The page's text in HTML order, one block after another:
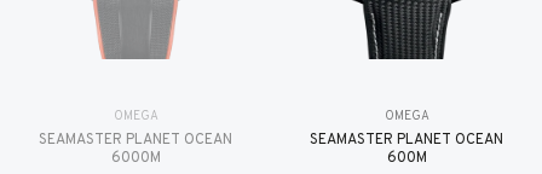
OMEGA
SEAMASTER PLANET OCEAN
6000M
OMEGA
SEAMASTER PLANET OCEAN
600M